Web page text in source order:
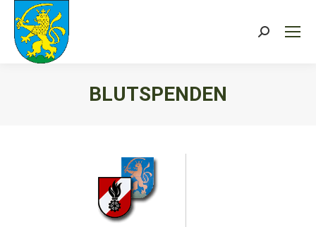
Search:
BLUTSPENDEN